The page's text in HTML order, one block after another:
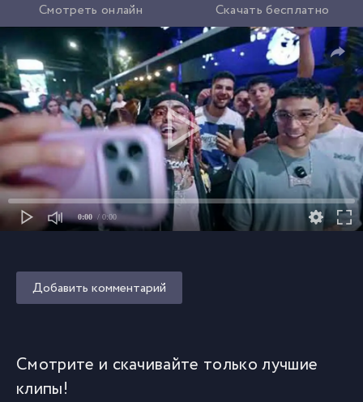
Смотреть онлайн Скачать бесплатно
0:00 / 0:00
Добавить комментарий
Смотрите и скачивайте только лучшие
клипы!